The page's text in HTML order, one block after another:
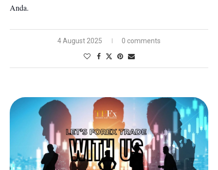
Anda.
4 August 2025 0 comments